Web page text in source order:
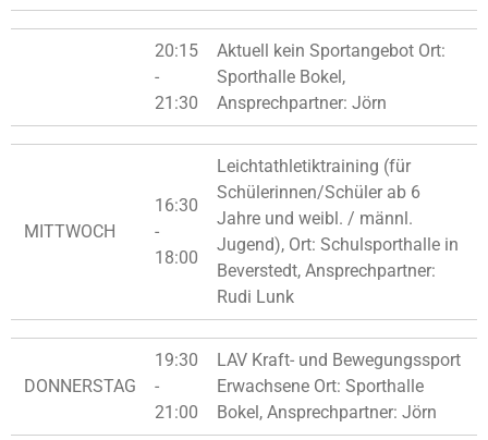
20:15
-
21:30
Aktuell kein Sportangebot Ort:
Sporthalle Bokel,
Ansprechpartner: Jörn
MITTWOCH
16:30
-
18:00
Leichtathletiktraining (für
Schülerinnen/Schüler ab 6
Jahre und weibl. / männl.
Jugend), Ort: Schulsporthalle in
Beverstedt, Ansprechpartner:
Rudi Lunk
DONNERSTAG
19:30
-
21:00
LAV Kraft- und Bewegungssport
Erwachsene Ort: Sporthalle
Bokel, Ansprechpartner: Jörn